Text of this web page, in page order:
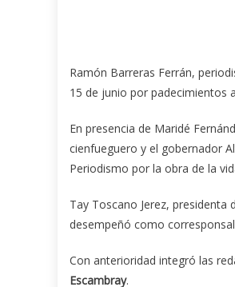
Ramón Barreras Ferrán,
15 de junio por padecimientos
En presencia de Maridé
cienfueguero y el gobernador
Periodismo por la obra de la
Tay Toscano Jerez,
desempeñó como
Con anterioridad integró las
Escambray.